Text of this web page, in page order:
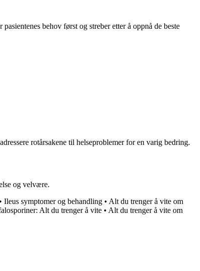
behov først og streber etter å oppnå de beste
rotårsakene til helseproblemer for en varig bedring.
og velvære.
• Ileus symptomer og behandling • Alt du trenger å vite om
Alt du trenger å vite • Alt du trenger å vite om